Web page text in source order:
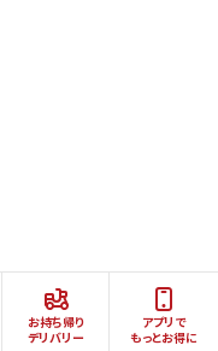
お持ち帰り
デリバリー
アプリで
もっとお得に